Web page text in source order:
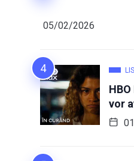
05/02/2026
vor